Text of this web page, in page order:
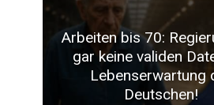
Arbeiten bis 70:
gar keine validen
Lebenserwartung
Deutschen!